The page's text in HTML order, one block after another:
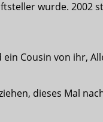
wurde. 2002
Cousin von ihr,
dieses Mal